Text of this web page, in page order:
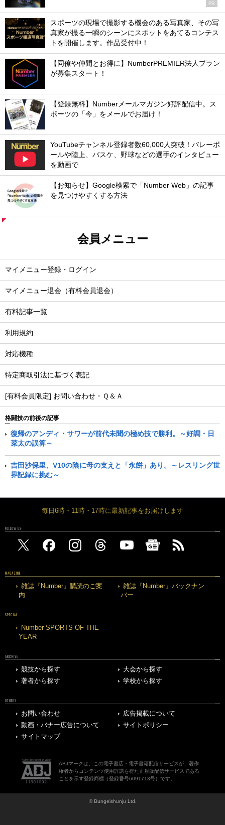
PR
スポーツの現場で撮影する機会のある写真家、その写
真家が撮る一瞬のシーンにスポットをあてるコンテス
トを開催します。作品受付中！
【同僚や仲間とお得に】NumberPREMIER法人プラン
が募集スタート！
【登録無料】Numberメールマガジン好評配信中。ス
ポーツの「今」をメールでお届け！
YouTubeチャンネル登録者数60,000人突破！バレーボ
ールや陸上、バスケ、野球などの選手のインタビュー
を動画で
【お知らせ】Google検索で「Number Web」の記事
を見つけやすくする方法
会員メニュー
マイメニュー登録・ログイン
マイメニュー退会（有料会員退会）
有料記事一覧
利用規約
対応機種
特定商取引法に基づく表記
[有料会員限定] お問い合わせ・Ｑ＆Ａ
格闘技の前後の記事
復帰のアンディ・サワーが前代未聞の極め技で勝利。～好調・日
菜太の誤算～
吉田沙保里、V10の陰に母の支えと「永餅」あり。～レスリング世
界記録に挑む～
毎日6時・11時・17時に最新記事をお届けします
FOLLOW US
MAGAZINE
雑誌『Number』購読のご案
内
雑誌『Number』バックナン
バー
SPECIAL
Number SPORTS OF THE
YEAR
ARCHIVE
競技から探す
大会から探す
著者から探す
学校から探す
OTHERS
お問い合わせ
広告掲載について
動画・バナー広告について
サイトポリシー
サイトマップ
ABJマークは、この電子書店・電子書籍配信サービスが、著作
権者からコンテンツ使用許諾を得た正規版配信サービスである
ことを示す登録商標（登録番号6091713号）です。
© Bungeishunju Ltd.